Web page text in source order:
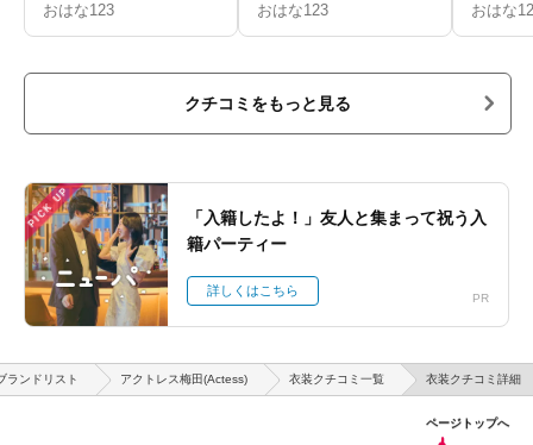
おはな123 おはな123 おはな
クチコミをもっと見る
PICK UP
PR
「入籍したよ！」友人と集まって祝う入
籍パーティー
詳しくはこちら
ランドリスト アクトレス梅田(Actess) 衣装クチコミ一覧 衣装クチコミ詳細
ページトップへ